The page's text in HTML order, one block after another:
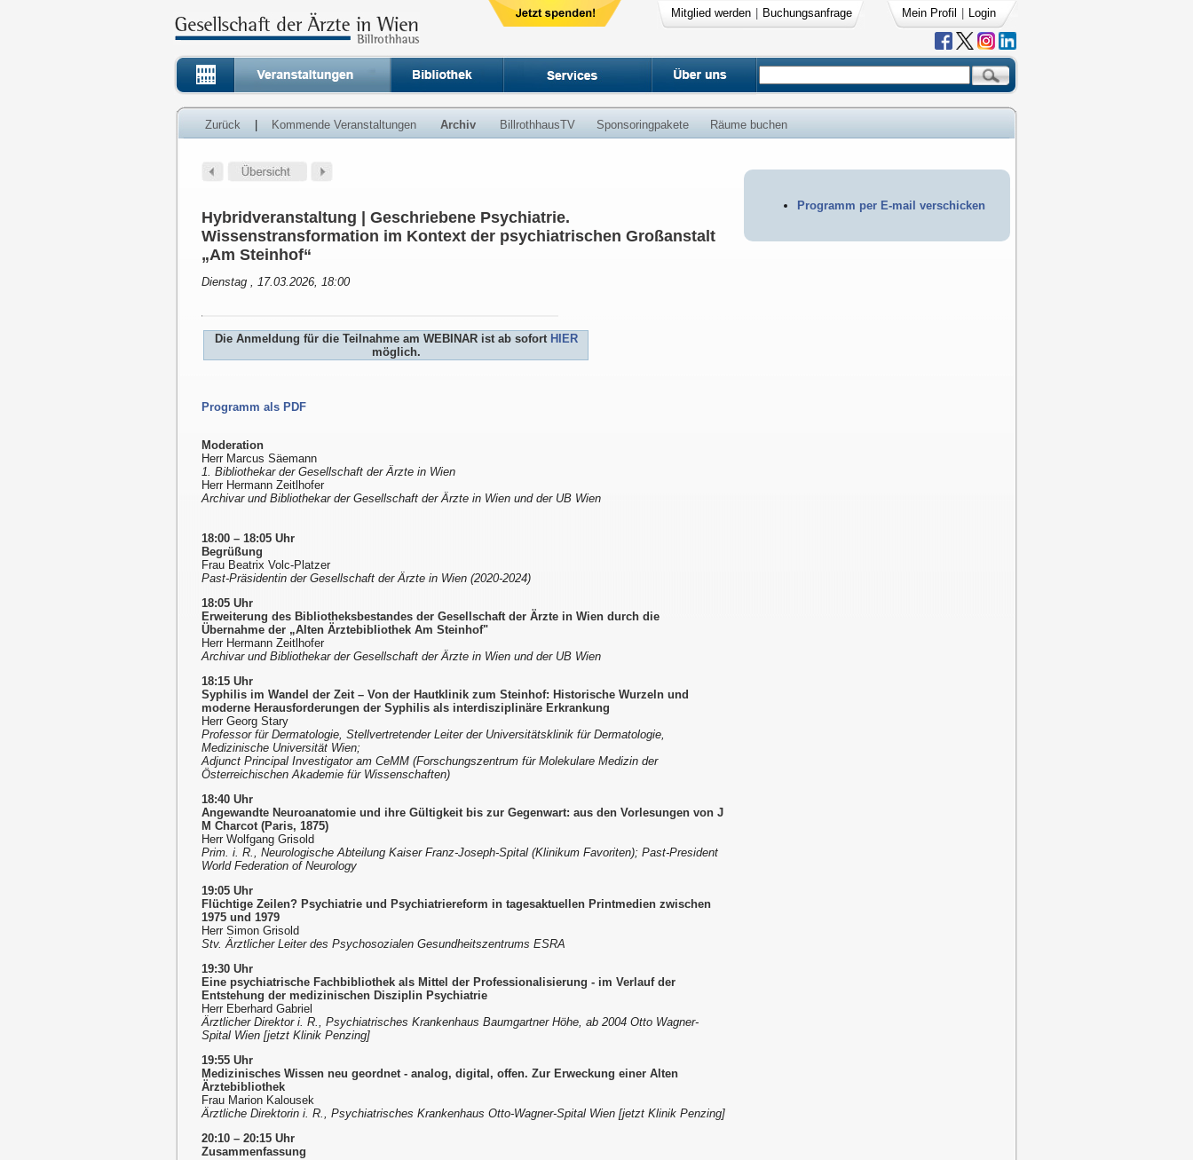
Mitglied werden Buchungsanfrage Mein Profil Login
Zurück Kommende Veranstaltungen Archiv BillrothhausTV Sponsoringpakete Räume buchen
Programm per E-mail verschicken
Hybridveranstaltung | Geschriebene Psychiatrie.
Wissenstransformation im Kontext der psychiatrischen Großanstalt
„Am Steinhof“
Dienstag , 17.03.2026, 18:00
Die Anmeldung für die Teilnahme am WEBINAR ist ab sofort HIER
möglich.
Programm als PDF
Moderation
Herr Marcus Säemann
1. Bibliothekar der Gesellschaft der Ärzte in Wien
Herr Hermann Zeitlhofer
Archivar und Bibliothekar der Gesellschaft der Ärzte in Wien und der UB Wien
18:00 – 18:05 Uhr
Begrüßung
Frau Beatrix Volc-Platzer
Past-Präsidentin der Gesellschaft der Ärzte in Wien (2020-2024)
18:05 Uhr
Erweiterung des Bibliotheksbestandes der Gesellschaft der Ärzte in Wien durch die
Übernahme der „Alten Ärztebibliothek Am Steinhof"
Herr Hermann Zeitlhofer
Archivar und Bibliothekar der Gesellschaft der Ärzte in Wien und der UB Wien
18:15 Uhr
Syphilis im Wandel der Zeit – Von der Hautklinik zum Steinhof: Historische Wurzeln und
moderne Herausforderungen der Syphilis als interdisziplinäre Erkrankung
Herr Georg Stary
Professor für Dermatologie, Stellvertretender Leiter der Universitätsklinik für Dermatologie,
Medizinische Universität Wien;
Adjunct Principal Investigator am CeMM (Forschungszentrum für Molekulare Medizin der
Österreichischen Akademie für Wissenschaften)
18:40 Uhr
Angewandte Neuroanatomie und ihre Gültigkeit bis zur Gegenwart: aus den Vorlesungen von J
M Charcot (Paris, 1875)
Herr Wolfgang Grisold
Prim. i. R., Neurologische Abteilung Kaiser Franz-Joseph-Spital (Klinikum Favoriten); Past-President
World Federation of Neurology
19:05 Uhr
Flüchtige Zeilen? Psychiatrie und Psychiatriereform in tagesaktuellen Printmedien zwischen
1975 und 1979
Herr Simon Grisold
Stv. Ärztlicher Leiter des Psychosozialen Gesundheitszentrums ESRA
19:30 Uhr
Eine psychiatrische Fachbibliothek als Mittel der Professionalisierung - im Verlauf der
Entstehung der medizinischen Disziplin Psychiatrie
Herr Eberhard Gabriel
Ärztlicher Direktor i. R., Psychiatrisches Krankenhaus Baumgartner Höhe, ab 2004 Otto Wagner-
Spital Wien [jetzt Klinik Penzing]
19:55 Uhr
Medizinisches Wissen neu geordnet - analog, digital, offen. Zur Erweckung einer Alten
Ärztebibliothek
Frau Marion Kalousek
Ärztliche Direktorin i. R., Psychiatrisches Krankenhaus Otto-Wagner-Spital Wien [jetzt Klinik Penzing]
20:10 – 20:15 Uhr
Zusammenfassung